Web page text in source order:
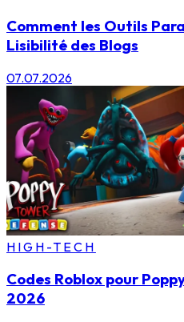
Comment les Outils
Lisibilité des Blogs
07.07.2026
HIGH-TECH
Codes Roblox pour
2026